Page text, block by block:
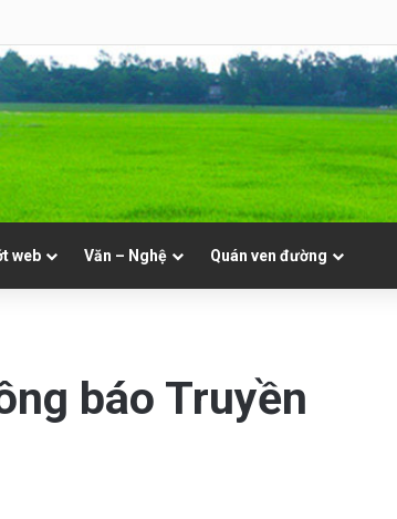
LINH MỤC. Cả Nổ
web Văn – Nghệ Quán ven đường
báo Truyền